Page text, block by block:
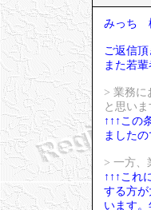
みっち
ご返信頂
また若
> 業務に
と思いま
↑↑↑この
ました
> 一方、
↑↑↑これ
する方
います